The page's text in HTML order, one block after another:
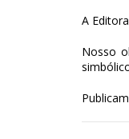
A
Nosso